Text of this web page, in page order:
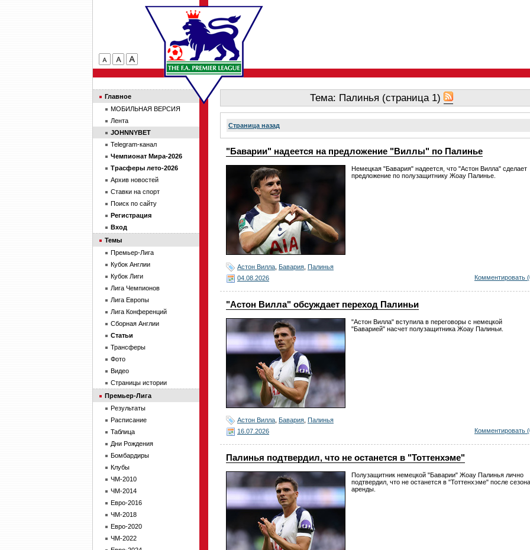
Тема: Палинья (страница 1)
Страница назад
"Баварии" надеется на предложение "Виллы" по Палинье
Немецкая "Бавария" надеется, что "Астон Вилла" сделает
предложение по полузащитнику Жоау Палинье.
Астон Вилла Бавария Палинья
04.08.2026
Комментировать
"Астон Вилла" обсуждает переход Палиньи
"Астон Вилла" вступила в переговоры с немецкой
"Баварией" насчет полузащитника Жоау Палиньи.
Астон Вилла Бавария Палинья
16.07.2026
Комментировать
Палинья подтвердил, что не останется в "Тоттенхэме"
Полузащитник немецкой "Баварии" Жоау Палинья лично
подтвердил, что не останется в "Тоттенхэме" после сезона
аренды.
Главное
МОБИЛЬНАЯ ВЕРСИЯ
Лента
JOHNNYBET
Telegram-канал
Чемпионат Мира-2026
Трасферы лето-2026
Архив новостей
Ставки на спорт
Поиск по сайту
Регистрация
Вход
Темы
Премьер-Лига
Кубок Англии
Кубок Лиги
Лига Чемпионов
Лига Европы
Лига Конференций
Сборная Англии
Статьи
Трансферы
Фото
Видео
Страницы истории
Премьер-Лига
Результаты
Расписание
Таблица
Дни Рождения
Бомбардиры
Клубы
ЧМ-2010
ЧМ-2014
Евро-2016
ЧМ-2018
Евро-2020
ЧМ-2022